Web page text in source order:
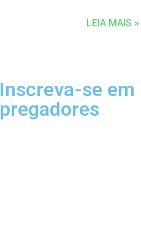
LEIA MAIS »
Inscreva-se
pregadores